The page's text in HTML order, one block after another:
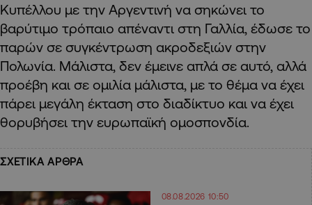
Κυπέλλου με την Αργεντινή να σηκώνει το
βαρύτιμο τρόπαιο απέναντι στη Γαλλία, έδωσε το
παρών σε συγκέντρωση ακροδεξιών στην
Πολωνία. Μάλιστα, δεν έμεινε απλά σε αυτό, αλλά
προέβη και σε ομιλία μάλιστα, με το θέμα να έχει
πάρει μεγάλη έκταση στο διαδίκτυο και να έχει
θορυβήσει την ευρωπαϊκή ομοσπονδία.
ΣΧΕΤΙΚΑ ΑΡΘΡΑ
08.08.2026 10:50